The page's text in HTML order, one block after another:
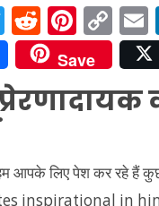
T
w
itt
er
R
e
d
di
Pi
nt
er
e
C
o
p
y
n
k
l
Save
आपके लिए पेश कर रहे हैं
inspirational in